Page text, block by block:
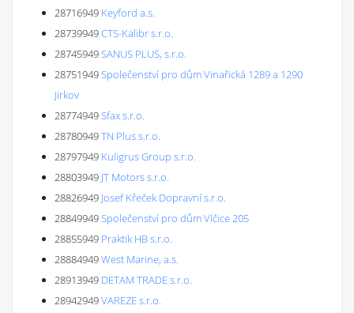
28716949 Keyford a.s.
28739949CTS-Kalibr s.r.o.
28745949SANUS PLUS, s.r.o.
28751949Společenství pro dům Vinařická 1289 a 1290
Jirkov
28774949Sfax s.r.o.
28780949TN Plus s.r.o.
28797949 Kuligrus Group s.r.o.
28803949 JT Motors s.r.o.
28826949 Josef Křeček Dopravní s.r.o.
28849949Společenství pro dům Vlčice 205
28855949 Praktik HB s.r.o.
28884949West Marine, a.s.
28913949 DETAM TRADE s.r.o.
28942949VAREZE s.r.o.